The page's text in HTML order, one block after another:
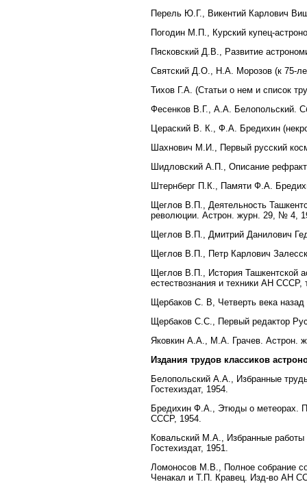
Перель Ю.Г., Викентий Карлович
Погодин М.П., Курский купец-
Пясковский Д.В., Развитие
Святский Д.О., Н.А. Морозов (к 75-
Тихов Г.А. (Статьи о нем и список
Фесенков В.Г., А.А. Белопольский.
Цераский В. К., Ф.А. Бредихин
Шахнович М.И., Первый русский
Шидловский А.П., Описание
Штернберг П.К., Памяти Ф.А.
Щеглов В.П., Деятельность
революции. Астрон. журн. 29, № 4,
Щеглов В.П., Дмитрий Данилович
Щеглов В.П., Петр Карлович
Щеглов В.П., История Ташкентской
естествознания и техники АН СССР,
Щербаков С. В, Четверть века назад
Щербаков С.С., Первый редактор
Яковкин А.А., М.А. Грачев. Астрон.
Издания трудов классиков
Белопольский А.А., Избранные
Гостехиздат, 1954.
Бредихин Ф.А., Этюды о метеорах.
СССР, 1954.
Ковальский М.А., Избранные
Гостехиздат, 1951.
Ломоносов М.В., Полное собрание
Ченакал и Т.П. Кравец. Изд-во АН